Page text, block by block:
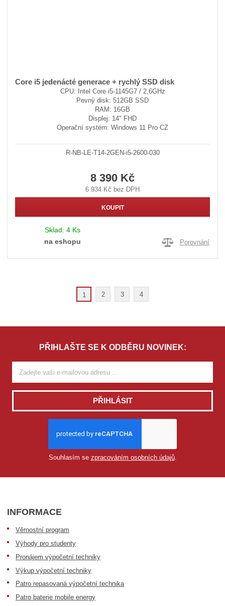
Core i5 jedenácté generace + rychlý SSD disk
CPU: Intel Core i5-1145G7 / 2,6GHz
Pevný disk: 512GB SSD
RAM: 16GB
Displej: 14" FHD
Operační systém: Windows 11 Pro CZ
R-NB-LE-T14-2GEN-i5-2600-030
8 390 Kč
6 934 Kč bez DPH
KOUPIT
Sklad: 4 Ks
na eshopu
Porovnání
1 2 3 4
PŘIHLAŠTE SE K ODBĚRU NOVINEK:
PŘIHLÁSIT
Souhlasím se zpracováním osobních údajů.
INFORMACE
Věrnostní program
Výhody pro studenty
Pronájem výpočetní techniky
Výkup výpočetní techniky
Patro repasovaná výpočetní technika
Patro baterie mobile energy